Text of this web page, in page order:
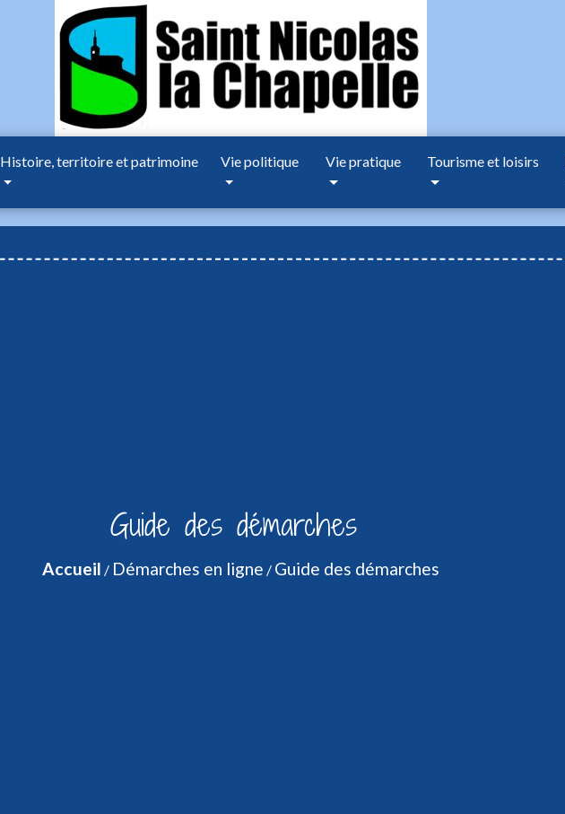
Histoire, territoire et patrimoine Vie politique Vie pratique Tourisme et loisirs
Guide des démarches
Accueil / Démarches en ligne / Guide des démarches